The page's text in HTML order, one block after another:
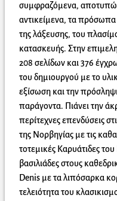
συμφραζόμενα,
αντικείμενα, τα
της λάξευσης, του
κατασκευής. Στην
208 σελίδων και 376
του δημιουργού με το
εξίσωση και την
παράγοντα. Πιάνει την
περίτεχνες επενδύσεις
της Νορβηγίας με τις
τοτεμικές Καρυάτιδες
βασιλιάδες στους
Denis με τα λιπόσαρκα
τελειότητα του